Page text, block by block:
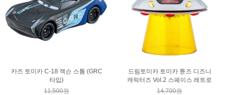
카즈 토미카 C-18 잭슨 스톰 (GRC
타입)
11,500원
드림토미카 토미카 튠즈 디즈니
캐릭터즈 Vol.2 스페이스 레트로
14,700원